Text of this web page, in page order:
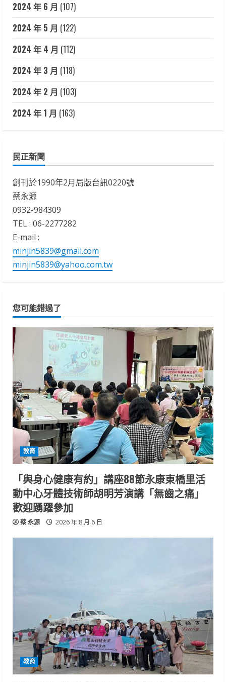
2024 年 6 月 (107)
2024 年 5 月 (122)
2024 年 4 月 (112)
2024 年 3 月 (118)
2024 年 2 月 (103)
2024 年 1 月 (163)
民正新聞
創刊於1990年2月局版台訊0220號
蔡永源
0932-984309
TEL : 06-2277282
E-mail :
minjin5839@gmail.com
minjin5839@yahoo.com.tw
您可能錯過了
教育
「與身心健康有約」講座88節永康東橋里活
動中心牙體技術師胡明芳演講「無齒之痛」
歡迎踴躍參加
蔡 永源 2026 年 8 月 6 日
教育